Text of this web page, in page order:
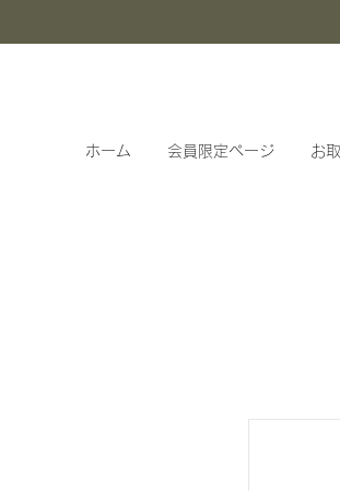
ホーム 会員限定ページ お